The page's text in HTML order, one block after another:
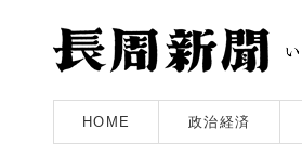
HOME 政治経済